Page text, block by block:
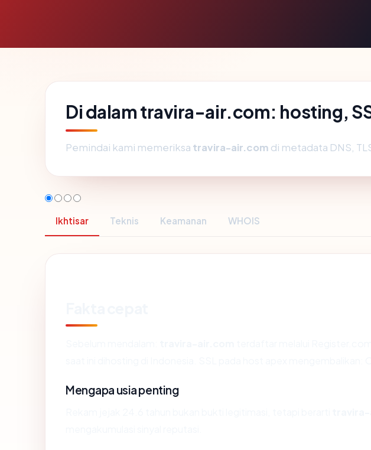
Di dalam travira-air.com: hosting,
Pemindai kami memeriksa travira-air.com di metadata DNS,
Ikhtisar Teknis Keamanan WHOIS
Mengapa usia penting